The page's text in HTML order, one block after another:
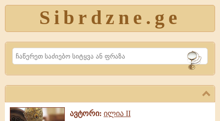
Sibrdzne.ge
Search
ავტორი: ილია II